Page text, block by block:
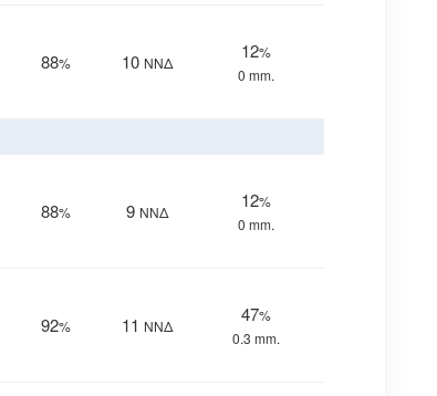
88% 10 ΝΝΔ
12%
0 mm.
88% 9 ΝΝΔ
12%
0 mm.
92% 11 ΝΝΔ
47%
0.3 mm.